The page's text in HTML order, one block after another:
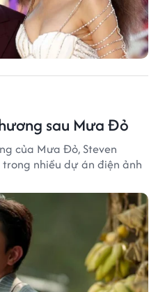
sau Mưa Đỏ
của Mưa Đỏ, Steven
nhiều dự án điện ảnh